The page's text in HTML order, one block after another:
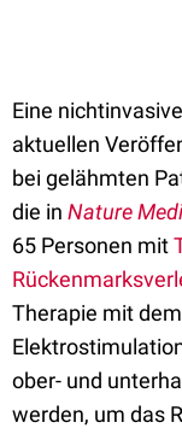
Eine
aktuellen
bei gelähmten
die in Nature
65 Personen mit
Therapie mit
ober- und
werden, um das